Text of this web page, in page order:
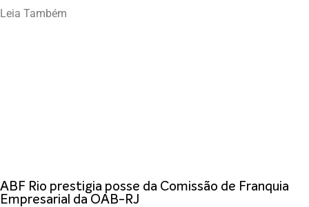
Leia Também
ABF Rio prestigia posse da Comissão de Franquia
Empresarial da OAB-RJ